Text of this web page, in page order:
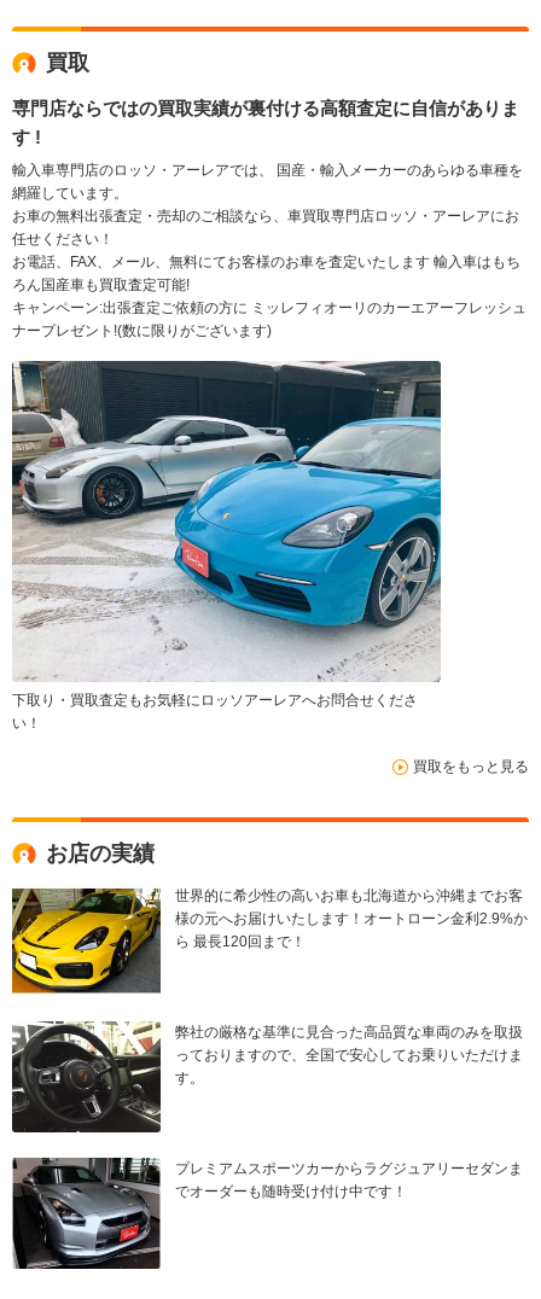
買取
専門店ならではの買取実績が裏付ける高額査定に自信がありま
す !
輸入車専門店のロッソ・アーレアでは、 国産・輸入メーカーのあらゆる車種を
網羅しています。
お車の無料出張査定・売却のご相談なら、車買取専門店ロッソ・アーレアにお
任せください！
お電話、FAX、メール、無料にてお客様のお車を査定いたします 輸入車はもち
ろん国産車も買取査定可能!
キャンペーン:出張査定ご依頼の方に ミッレフィオーリのカーエアーフレッシュ
ナープレゼント!(数に限りがございます)
下取り・買取査定もお気軽にロッソアーレアへお問合せくださ
い！
買取をもっと見る
お店の実績
世界的に希少性の高いお車も北海道から沖縄までお客
様の元へお届けいたします！オートローン金利2.9%か
ら 最長120回まで！
弊社の厳格な基準に見合った高品質な車両のみを取扱
っておりますので、全国で安心してお乗りいただけま
す。
プレミアムスポーツカーからラグジュアリーセダンま
でオーダーも随時受け付け中です！